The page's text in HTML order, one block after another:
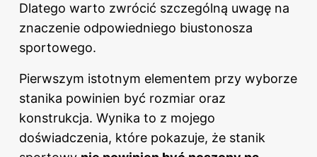
Dlatego warto zwrócić szczególną uwagę na
znaczenie odpowiedniego biustonosza
sportowego.
Pierwszym istotnym elementem przy wyborze
stanika powinien być rozmiar oraz
konstrukcja. Wynika to z mojego
doświadczenia, które pokazuje, że stanik